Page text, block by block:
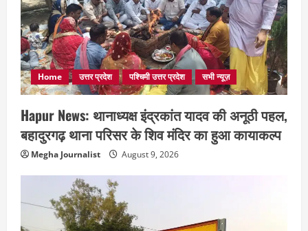
Home उत्तर प्रदेश पश्चिमी उत्तर प्रदेश सभी न्यूज़
Hapur News: थानाध्यक्ष इंद्रकांत यादव की अनूठी पहल,
बहादुरगढ़ थाना परिसर के शिव मंदिर का हुआ कायाकल्प
Megha Journalist August 9, 2026